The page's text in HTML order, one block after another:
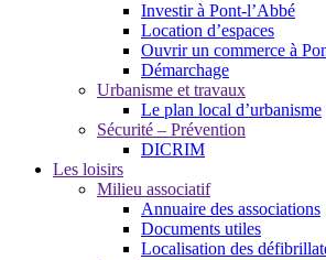
Investir à Pont-l’Abbé
Location d’espaces
Ouvrir un commerce à
Démarchage
Urbanisme et travaux
Le plan local d’urbanisme
Sécurité – Prévention
DICRIM
Les loisirs
Milieu associatif
Annuaire des associations
Documents utiles
Localisation des